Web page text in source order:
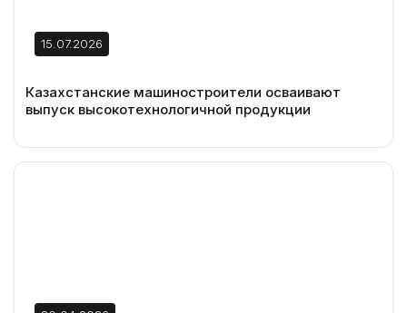
15.07.2026
Казахстанские машиностроители осваивают
выпуск высокотехнологичной продукции